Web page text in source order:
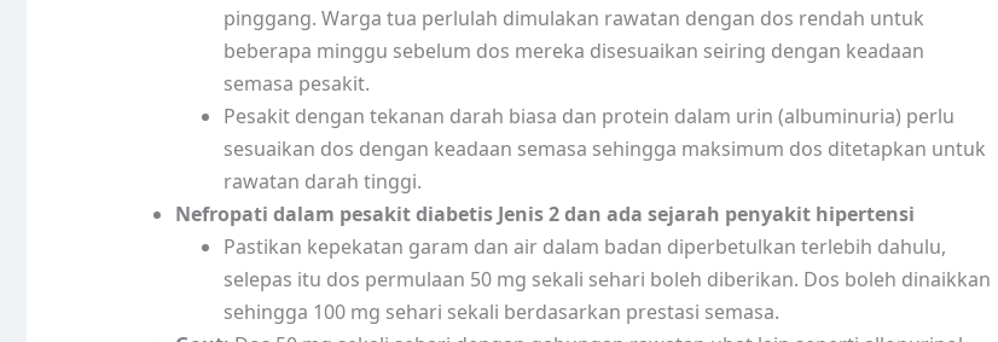
pinggang. Warga tua perlulah dimulakan rawatan dengan dos rendah untuk
beberapa minggu sebelum dos mereka disesuaikan seiring dengan keadaan
semasa pesakit.
Pesakit dengan tekanan darah biasa dan protein dalam urin (albuminuria) perlu
sesuaikan dos dengan keadaan semasa sehingga maksimum dos ditetapkan untuk
rawatan darah tinggi.
Nefropati dalam pesakit diabetis Jenis 2 dan ada sejarah penyakit hipertensi
Pastikan kepekatan garam dan air dalam badan diperbetulkan terlebih dahulu,
selepas itu dos permulaan 50 mg sekali sehari boleh diberikan. Dos boleh dinaikkan
sehingga 100 mg sehari sekali berdasarkan prestasi semasa.